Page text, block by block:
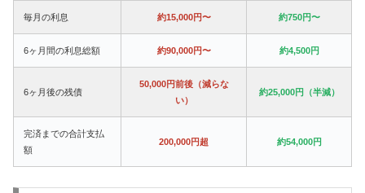
毎月の利息 約15,000円〜 約750円〜
6ヶ月間の利息総額 約90,000円〜 約4,500円
6ヶ月後の残債
50,000円前後（減らな
い）
約25,000円（半減）
完済までの合計支払
額
200,000円超 約54,000円